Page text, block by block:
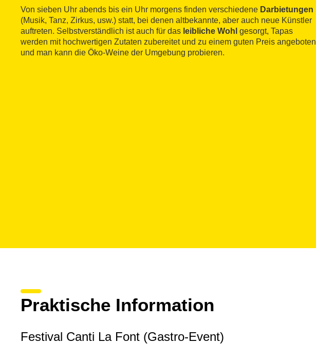
Von sieben Uhr abends bis ein Uhr morgens finden verschiedene Darbietungen
(Musik, Tanz, Zirkus, usw.) statt, bei denen altbekannte, aber auch neue Künstler
auftreten. Selbstverständlich ist auch für das leibliche Wohl gesorgt, Tapas
werden mit hochwertigen Zutaten zubereitet und zu einem guten Preis angeboten
und man kann die Öko-Weine der Umgebung probieren.
Praktische Information
Festival Canti La Font (Gastro-Event)